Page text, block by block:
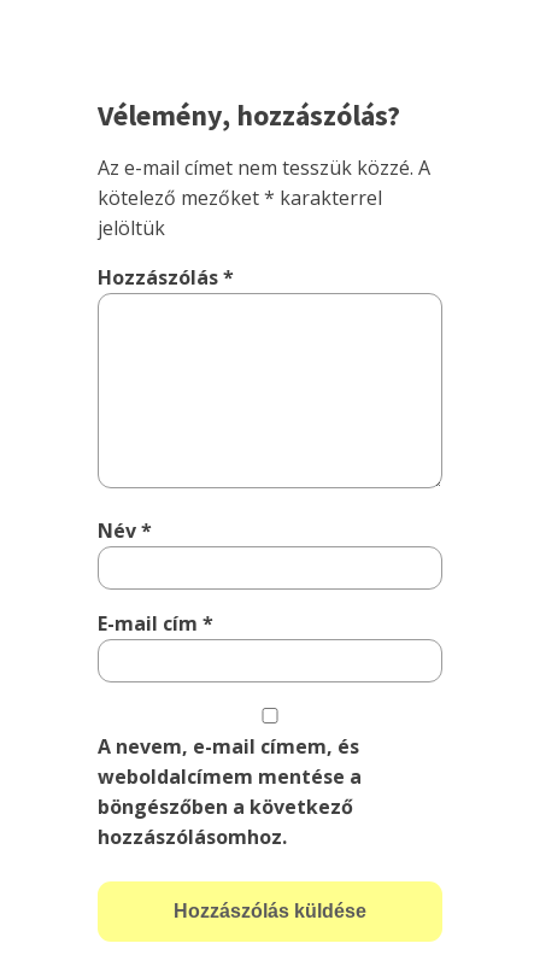
Vélemény, hozzászólás?
Az e-mail címet nem tesszük közzé. A
kötelező mezőket* karakterrel
jelöltük
Hozzászólás*
Név*
E-mail cím*
A nevem, e-mail címem, és
weboldalcímem mentése a
böngészőben a következő
hozzászólásomhoz.